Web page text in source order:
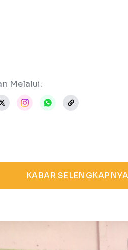
Melalui:
KABAR SELENGKAPNYA